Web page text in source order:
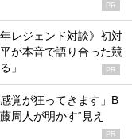
PR
レジェンド対談》初対
が本音で語り合った競
」
PR
覚が狂ってきます」B
周人が明かす“見え
PR